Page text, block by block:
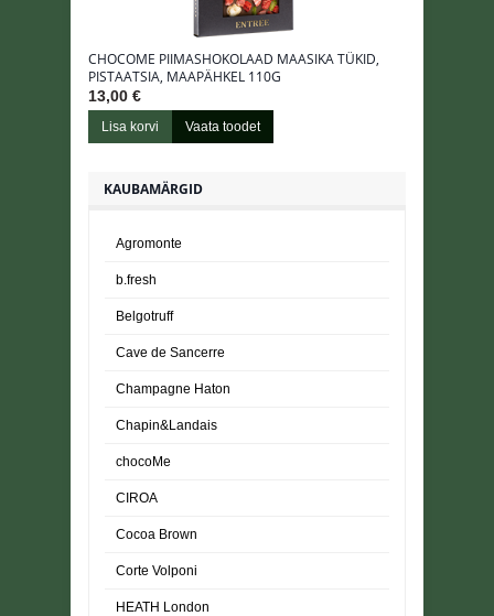
CHOCOME PIIMASHOKOLAAD MAASIKA TÜKID,
PISTAATSIA, MAAPÄHKEL 110G
13,00 €
Lisa korvi Vaata toodet
KAUBAMÄRGID
Agromonte
b.fresh
Belgotruff
Cave de Sancerre
Champagne Haton
Chapin&Landais
chocoMe
CIROA
Cocoa Brown
Corte Volponi
HEATH London